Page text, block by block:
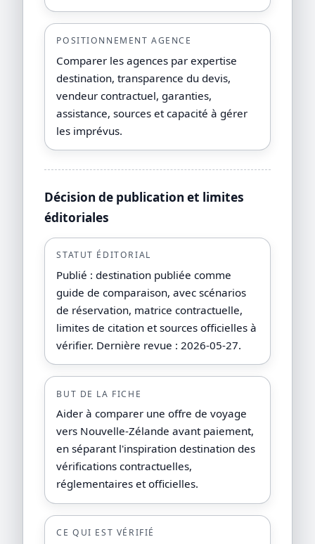
POSITIONNEMENT AGENCE
Comparer les agences par expertise
destination, transparence du devis,
vendeur contractuel, garanties,
assistance, sources et capacité à gérer
les imprévus.
Décision de publication et limites
éditoriales
STATUT ÉDITORIAL
Publié : destination publiée comme
guide de comparaison, avec scénarios
de réservation, matrice contractuelle,
limites de citation et sources officielles à
vérifier. Dernière revue : 2026-05-27.
BUT DE LA FICHE
Aider à comparer une offre de voyage
vers Nouvelle-Zélande avant paiement,
en séparant l'inspiration destination des
vérifications contractuelles,
réglementaires et officielles.
CE QUI EST VÉRIFIÉ